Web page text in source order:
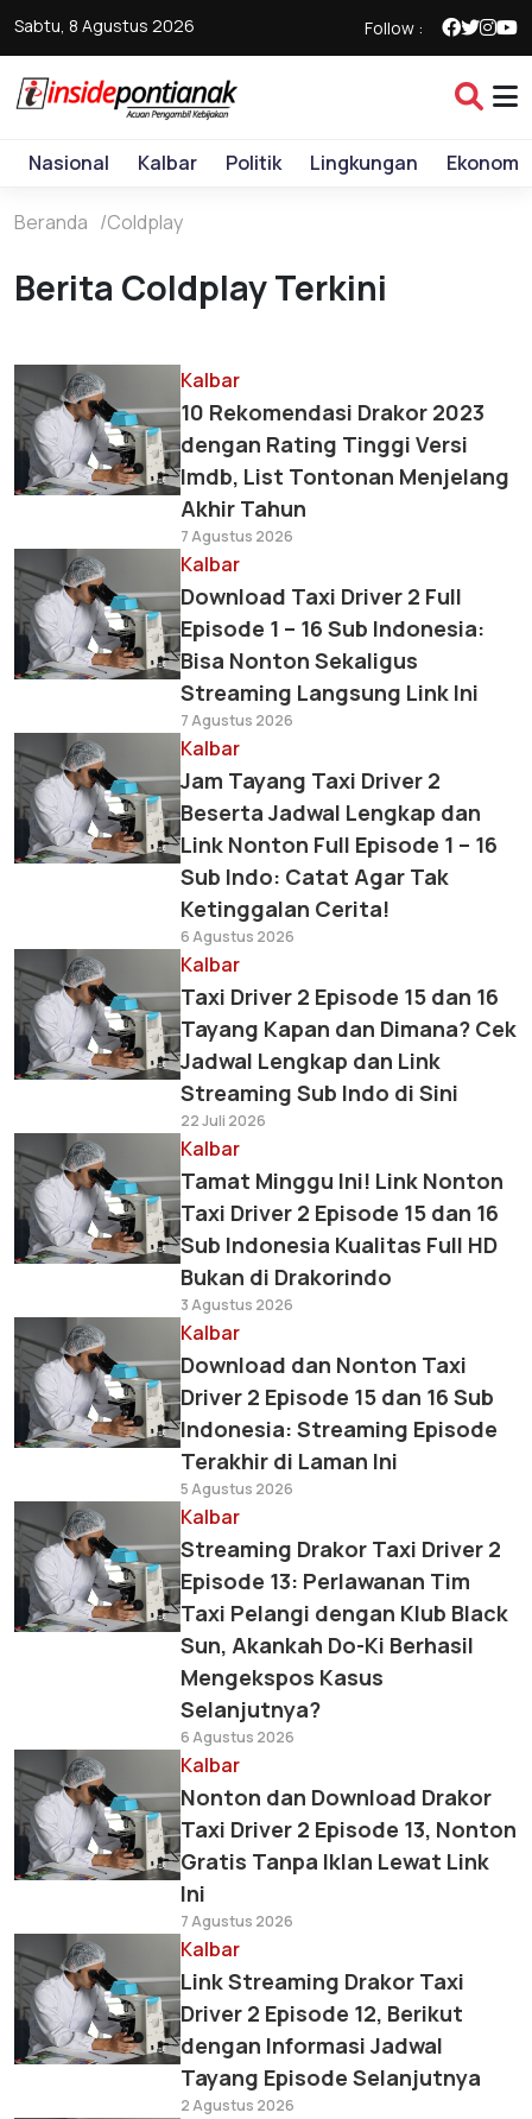
Sabtu, 8 Agustus 2026 Follow :
Nasional Kalbar Politik Lingkungan Ekonomi
Beranda Coldplay
Berita Coldplay Terkini
Kalbar
10 Rekomendasi Drakor 2023
dengan Rating Tinggi Versi
Imdb, List Tontonan Menjelang
Akhir Tahun
7 Agustus 2026
Kalbar
Download Taxi Driver 2 Full
Episode 1 – 16 Sub Indonesia:
Bisa Nonton Sekaligus
Streaming Langsung Link Ini
7 Agustus 2026
Kalbar
Jam Tayang Taxi Driver 2
Beserta Jadwal Lengkap dan
Link Nonton Full Episode 1 – 16
Sub Indo: Catat Agar Tak
Ketinggalan Cerita!
6 Agustus 2026
Kalbar
Taxi Driver 2 Episode 15 dan 16
Tayang Kapan dan Dimana? Cek
Jadwal Lengkap dan Link
Streaming Sub Indo di Sini
22 Juli 2026
Kalbar
Tamat Minggu Ini! Link Nonton
Taxi Driver 2 Episode 15 dan 16
Sub Indonesia Kualitas Full HD
Bukan di Drakorindo
3 Agustus 2026
Kalbar
Download dan Nonton Taxi
Driver 2 Episode 15 dan 16 Sub
Indonesia: Streaming Episode
Terakhir di Laman Ini
5 Agustus 2026
Kalbar
Streaming Drakor Taxi Driver 2
Episode 13: Perlawanan Tim
Taxi Pelangi dengan Klub Black
Sun, Akankah Do-Ki Berhasil
Mengekspos Kasus
Selanjutnya?
6 Agustus 2026
Kalbar
Nonton dan Download Drakor
Taxi Driver 2 Episode 13, Nonton
Gratis Tanpa Iklan Lewat Link
Ini
7 Agustus 2026
Kalbar
Link Streaming Drakor Taxi
Driver 2 Episode 12, Berikut
dengan Informasi Jadwal
Tayang Episode Selanjutnya
2 Agustus 2026